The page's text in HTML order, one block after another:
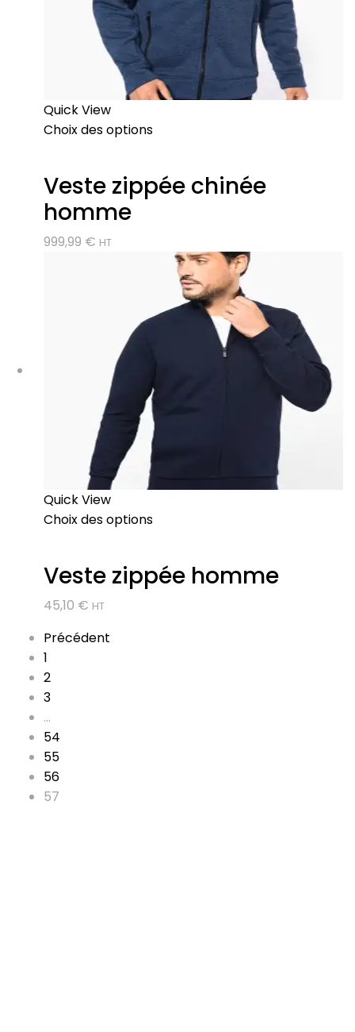
Quick View
Choix des options
Veste zippée chinée
homme
999,99 € HT
Quick View
Choix des options
Veste zippée homme
45,10 € HT
Précédent
1
2
3
…
54
55
56
57